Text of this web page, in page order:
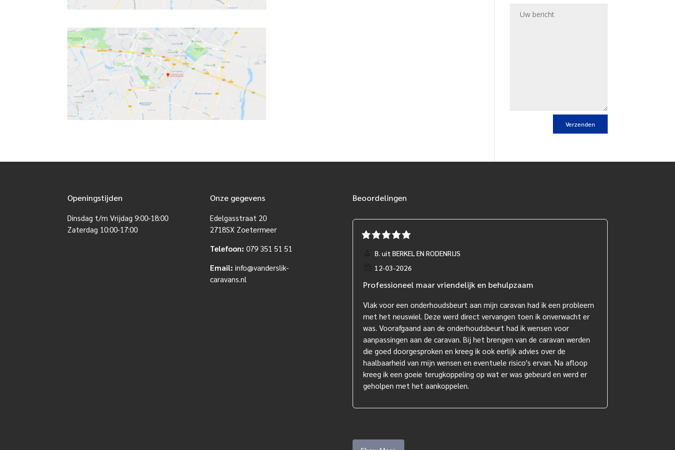
Openingstijden
Dinsdag t/m Vrijdag 9:00-18:00
Zaterdag 10:00-17:00
Onze gegevens
Edelgasstraat 20
2718SX Zoetermeer
Telefoon: 079 351 51 51
Email: info@vanderslik-
caravans.nl
Beoordelingen
B. uit BERKEL EN RODENRIJS
12-03-2026
Professioneel maar vriendelijk en behulpzaam
Vlak voor een onderhoudsbeurt aan mijn caravan had ik een probleem
met het neuswiel. Deze werd direct vervangen toen ik onverwacht er
was. Voorafgaand aan de onderhoudsbeurt had ik wensen voor
aanpassingen aan de caravan. Bij het brengen van de caravan werden
die goed doorgesproken en kreeg ik ook eerlijk advies over de
haalbaarheid van mijn wensen en eventuele risico's ervan. Na afloop
kreeg ik een goeie terugkoppeling op wat er was gebeurd en werd er
geholpen met het aankoppelen.